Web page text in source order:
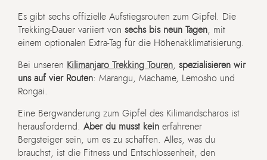
Es gibt sechs offizielle Aufstiegsrouten zum Gipfel. Die
Trekking-Dauer variiert von sechs bis neun Tagen , mit
einem optionalen Extra-Tag für die Höhenakklimatisierung.
Bei unseren Kilimanjaro Trekking Touren
spezialisieren wir
uns auf vier Routen: Marangu, Machame, Lemosho und
Rongai.
Eine Bergwanderung zum Gipfel des Kilimandscharos ist
herausfordernd. Aber du musst kein erfahrener
Bergsteiger sein, um es zu schaffen. Alles, was du
brauchst, ist die Fitness und Entschlossenheit, den